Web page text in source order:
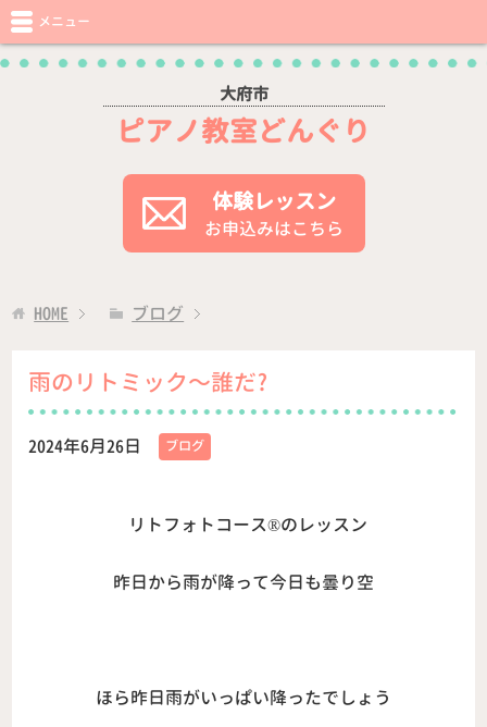
大府市
ピアノ教室どんぐり
体験レッスン
お申込みはこちら
メニュー
HOME ブログ
雨のリトミック〜誰だ?
2024年6月26日 ブログ
リトフォトコース®︎のレッスン
昨日から雨が降って今日も曇り空
ほら昨日雨がいっぱい降ったでしょう